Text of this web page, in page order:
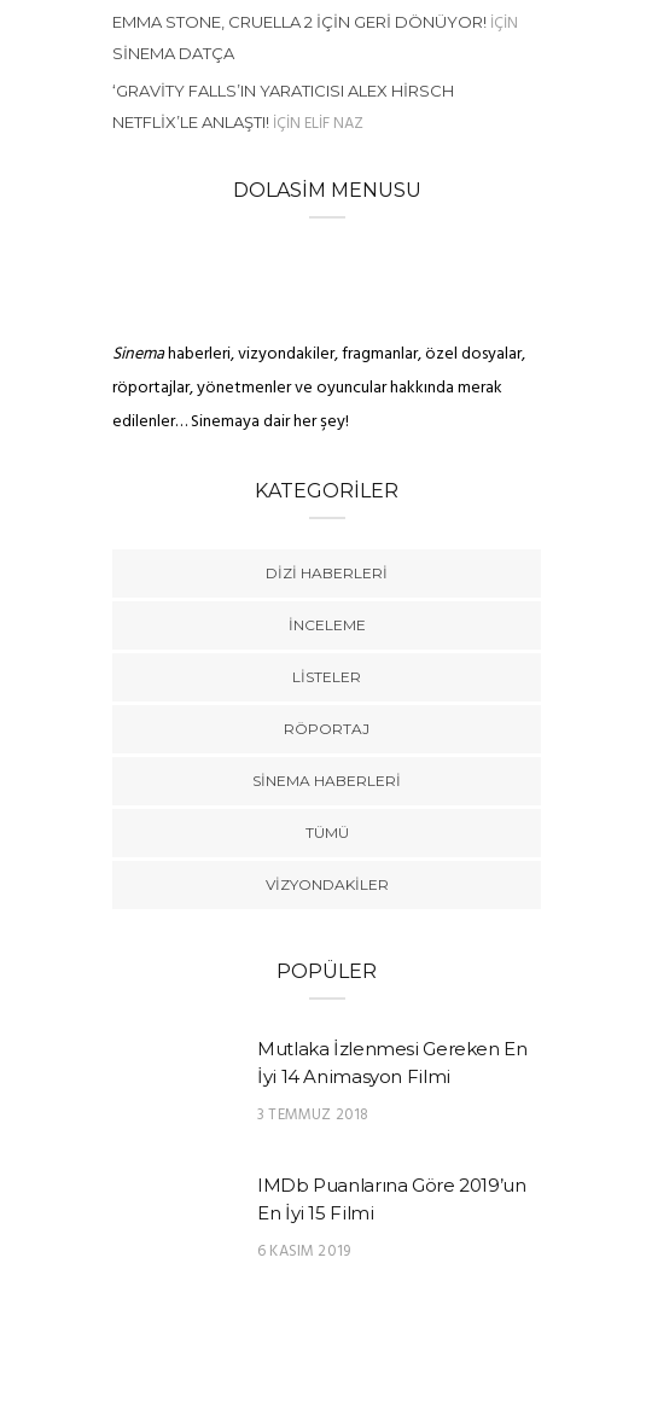
EMMA STONE, CRUELLA 2 İÇIN GERI DÖNÜYOR! IÇIN
SINEMA DATÇA
‘GRAVITY FALLS’IN YARATICISI ALEX HIRSCH
NETFLIX’LE ANLAŞTI! IÇIN ELIF NAZ
DOLASIM MENUSU
Sinemahaberleri, vizyondakiler, fragmanlar, özel dosyalar,
röportajlar, yönetmenler ve oyuncular hakkında merak
edilenler… Sinemaya dair her şey!
KATEGORILER
DIZI HABERLERI
İNCELEME
LISTELER
RÖPORTAJ
SINEMA HABERLERI
TÜMÜ
VIZYONDAKILER
POPÜLER
Mutlaka İzlenmesi Gereken En
İyi 14 Animasyon Filmi
3 TEMMUZ 2018
IMDb Puanlarına Göre 2019’un
En İyi 15 Filmi
6 KASIM 2019